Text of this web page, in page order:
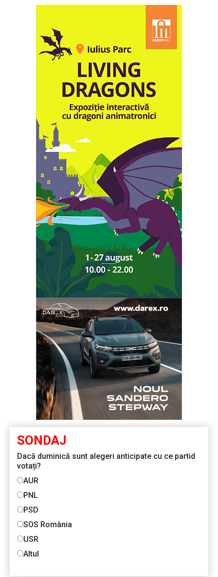
SONDAJ
Dacă duminică sunt alegeri anticipate cu ce partid
votați?
AUR
PNL
PSD
SOS România
USR
Altul